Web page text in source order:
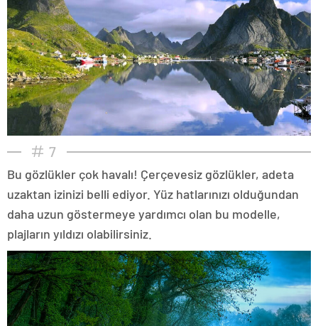
7
Bu gözlükler çok havalı! Çerçevesiz gözlükler, adeta
uzaktan izinizi belli ediyor. Yüz hatlarınızı olduğundan
daha uzun göstermeye yardımcı olan bu modelle,
plajların yıldızı olabilirsiniz.